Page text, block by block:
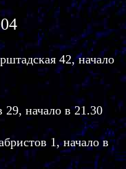
42, начало
29, начало в 21.30
1, начало в